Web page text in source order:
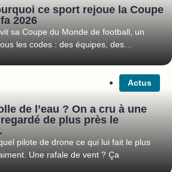
ce sport rejoue la Coupe
2026
sa Coupe du Monde de football, un
les codes : des équipes, des
Actus
de l’eau ? On a cru à une
de plus près le
pilote de drone ce qui lui fait le plus
Une rafale de vent ? Ça